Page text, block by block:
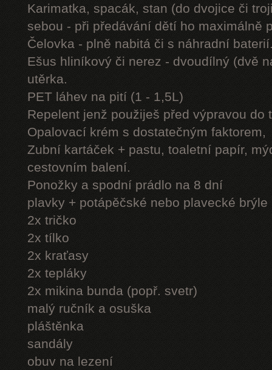
Karimatka, spacák, stan (do dvojice či
sebou - při předávání dětí ho maximálně
Čelovka - plně nabitá či s náhradní
Ešus hliníkový či nerez - dvoudílný (dvě
utěrka.
PET láhev na pití (1 - 1,5L)
Repelent jenž použiješ před výpravou do
Opalovací krém s dostatečným faktorem,
Zubní kartáček + pastu, toaletní papír,
cestovním balení.
Ponožky a spodní prádlo na 8 dní
plavky + potápěčské nebo plavecké brýle
2x tričko
2x tílko
2x kraťasy
2x tepláky
2x mikina bunda (popř. svetr)
malý ručník a osuška
pláštěnka
sandály
obuv na lezení